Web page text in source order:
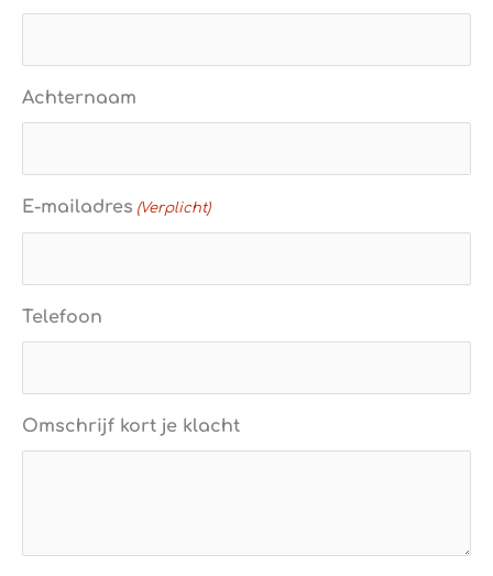
Achternaam
E-mailadres (Verplicht)
Telefoon
Omschrijf kort je klacht